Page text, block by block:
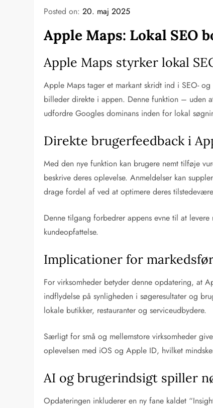
Posted on:20. maj 2025
Apple Maps: Lokal SEO
Apple Maps styrker lokal
Apple Maps tager et markant skridt ind i SEO-
billeder direkte i appen. Denne funktion – uden
udfordre Googles dominans inden for lokal
Direkte brugerfeedback i
Med den nye funktion kan brugere nemt tilføje
beskrive deres oplevelse. Anmeldelser kan
drage fordel af ved at optimere deres
Denne tilgang forbedrer appens evne til at
kundeopfattelse.
Implicationer for
For virksomheder betyder denne opdatering, at
indflydelse på synligheden i søgeresultater og
lokale butikker, restauranter og serviceudbydere.
Særligt for små og mellemstore virksomheder
oplevelsen med iOS og Apple ID, hvilket
AI og brugerindsigt spiller
Opdateringen inkluderer en ny fane kaldet